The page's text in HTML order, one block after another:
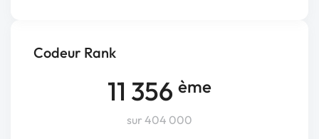
Codeur Rank
11 356 ème
sur 404 000